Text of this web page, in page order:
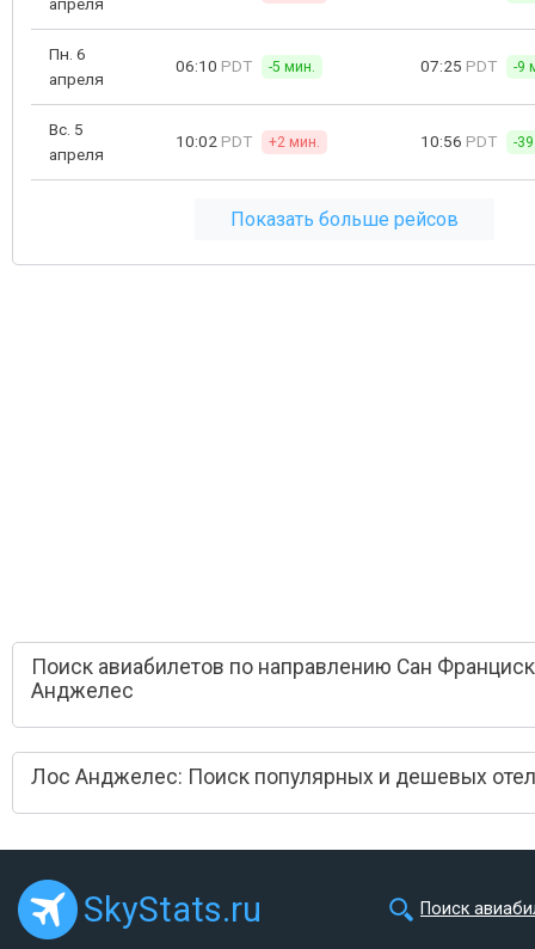
Пн. 6
апреля
06:10 PDT -5 мин. 07:25 PDT -9
Вс. 5
апреля
10:02 PDT +2 мин. 10:56 PDT -
Показать больше рейсов
Поиск авиабилетов по направлению Сан
Анджелес
Лос Анджелес: Поиск популярных и дешевых
SkyStats.ru Поиск